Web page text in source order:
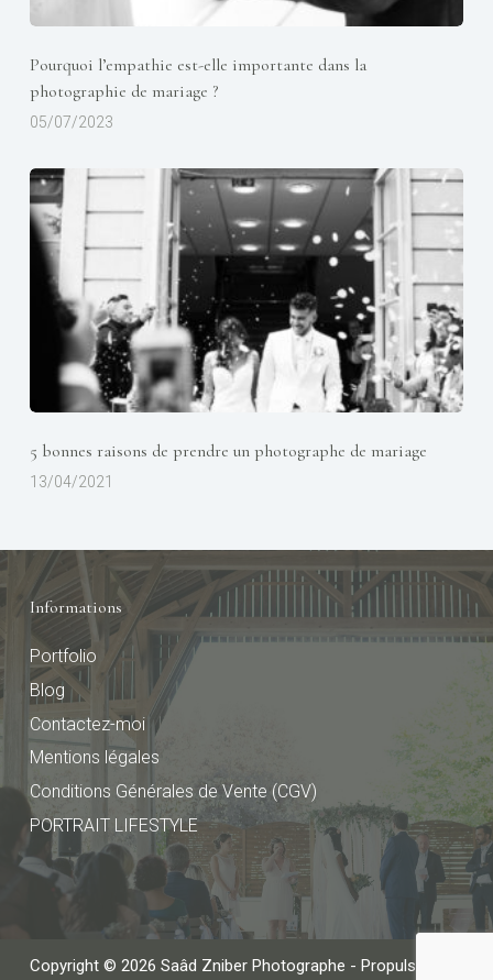
Pourquoi l’empathie est-elle importante dans la
photographie de mariage ?
05/07/2023
5 bonnes raisons de prendre un photographe de mariage
13/04/2021
Informations
Portfolio
Blog
Contactez-moi
Mentions légales
Conditions Générales de Vente (CGV)
PORTRAIT LIFESTYLE
Copyright © 2026 Saâd Zniber Photographe - Propulsé par